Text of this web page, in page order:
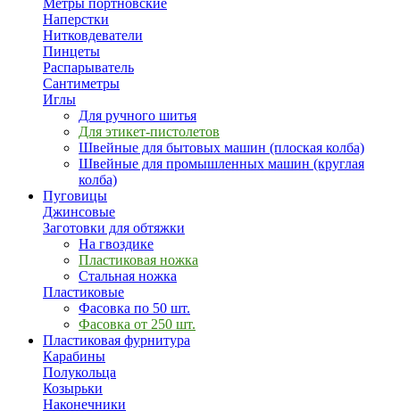
Метры портновские
Наперстки
Нитковдеватели
Пинцеты
Распарыватель
Сантиметры
Иглы
Для ручного шитья
Для этикет-пистолетов
Швейные для бытовых машин (плоская колба)
Швейные для промышленных машин (круглая
колба)
Пуговицы
Джинсовые
Заготовки для обтяжки
На гвоздике
Пластиковая ножка
Стальная ножка
Пластиковые
Фасовка по 50 шт.
Фасовка от 250 шт.
Пластиковая фурнитура
Карабины
Полукольца
Козырьки
Наконечники